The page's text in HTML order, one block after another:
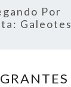
Por
Galeotes